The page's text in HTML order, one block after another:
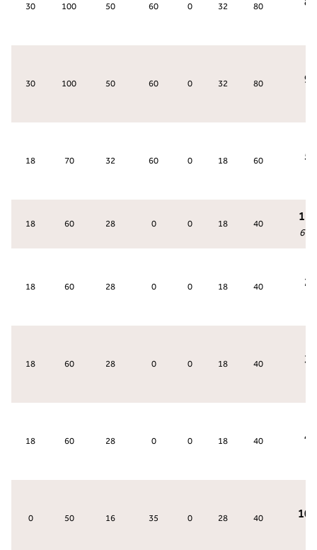
80
32
0
60
50
100
30
80
32
0
60
50
100
30
60
18
0
60
32
70
18
62
40
18
0
0
28
60
18
40
18
0
0
28
60
18
40
18
0
0
28
60
18
40
18
0
0
28
60
18
40
28
0
35
16
50
0